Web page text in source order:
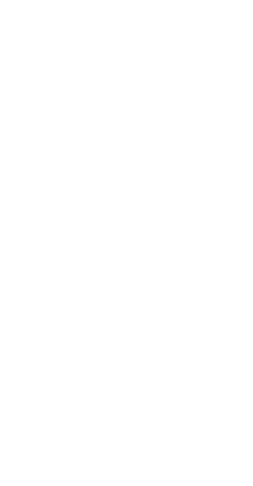
Sin embargo, como se
vinculados a la familia
está abierto a
de arquitectura de
el de David
Nobel de la
https://www.101tv.es/
paralizacion-
La portavoz del equipo